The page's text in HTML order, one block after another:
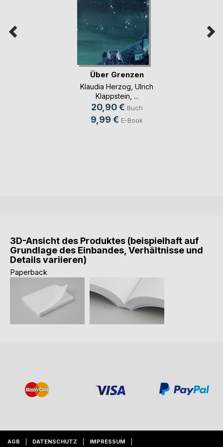
Über Grenzen
Klaudia Herzog Ulrich
Klappstein , ...
20,90 € Buch
9,99 € E-Book
3D-Ansicht des Produktes (beispielhaft auf
Grundlage des Einbandes, Verhältnisse und
Details variieren)
Paperback
AGB DATENSCHUTZ IMPRESSUM